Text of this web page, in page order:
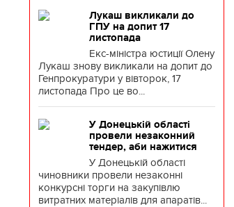
Лукаш викликали до
ГПУ на допит 17
листопада
Екс-міністра юстиції Олену
Лукаш знову викликали на допит до
Генпрокуратури у вівторок, 17
листопада Про це во...
У Донецькій області
провели незаконний
тендер, аби нажитися
У Донецькій області
чиновники провели незаконні
конкурсні торги на закупівлю
витратних матеріалів для апаратів...